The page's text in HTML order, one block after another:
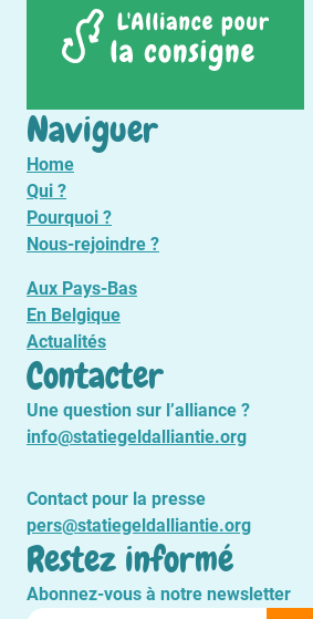
Naviguer
Home
Qui ?
Pourquoi ?
Nous-rejoindre ?
Aux Pays-Bas
En Belgique
Actualités
Contacter
Une question sur l’alliance ?
info@statiegeldalliantie.org
Contact pour la presse
pers@statiegeldalliantie.org
Restez informé
Abonnez-vous à notre newsletter